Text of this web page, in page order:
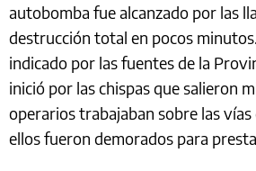
autobomba fue alcanzado por las
destrucción total en pocos
indicado por las fuentes de la
inició por las chispas que salieron
operarios trabajaban sobre las
ellos fueron demorados para